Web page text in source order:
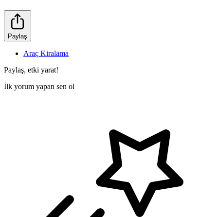
Paylaş
Araç Kiralama
Paylaş, etki yarat!
İlk yorum yapan sen ol